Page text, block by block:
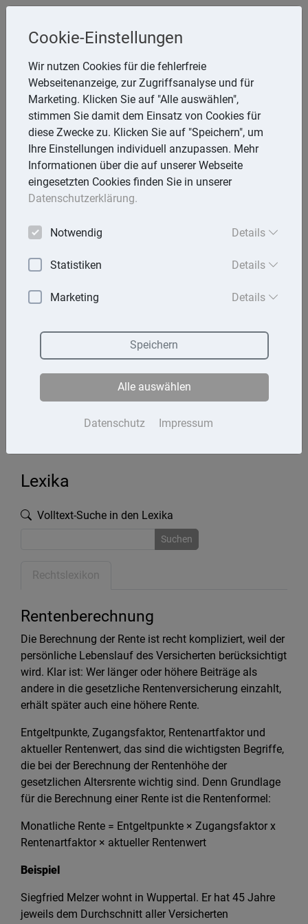
Steuerberater
Dipl.-Betriebswirt (FH) Werner Belg
Lena-Christ-Str. 18, 85055 Ingolstadt
Telefon: 841 95469-0
E-Mail:info@Belg-Stb.de
Startseite
Kontakt
Datenschutz
Lexika
Volltext-Suche in den Lexika
Suchen
Rechtslexikon
Rentenberechnung
Die Berechnung der Rente ist recht kompliziert, weil der
persönliche Lebenslauf des Versicherten berücksichtigt
wird. Klar ist: Wer länger oder höhere Beiträge als
andere in die gesetzliche Rentenversicherung einzahlt,
erhält später auch eine höhere Rente.
Entgeltpunkte, Zugangsfaktor, Rentenartfaktor und
aktueller Rentenwert, das sind die wichtigsten Begriffe,
die bei der Berechnung der Rentenhöhe der
gesetzlichen Altersrente wichtig sind. Denn Grundlage
für die Berechnung einer Rente ist die Rentenformel:
Monatliche Rente = Entgeltpunkte × Zugangsfaktor x
Rentenartfaktor × aktueller Rentenwert
Beispiel
Siegfried Melzer wohnt in Wuppertal. Er hat 45 Jahre
jeweils dem Durchschnitt aller Versicherten
Cookie-Einstellungen
Wir nutzen Cookies für die fehlerfreie
Webseitenanzeige, zur Zugriffsanalyse und für
Marketing. Klicken Sie auf "Alle auswählen",
stimmen Sie damit dem Einsatz von Cookies für
diese Zwecke zu. Klicken Sie auf "Speichern", um
Ihre Einstellungen individuell anzupassen. Mehr
Informationen über die auf unserer Webseite
eingesetzten Cookies finden Sie in unserer
Datenschutzerklärung.
Notwendig Details
Statistiken Details
Marketing Details
Datenschutz Impressum
Speichern
Alle auswählen